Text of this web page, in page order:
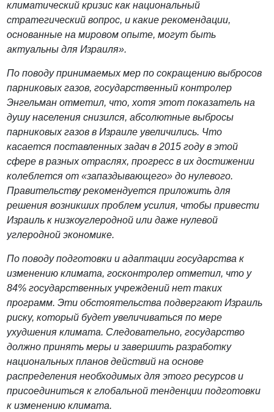
климатический кризис как национальный
стратегический вопрос, и какие рекомендации,
основанные на мировом опыте, могут быть
актуальны для Израиля».
По поводу принимаемых мер по сокращению выбросов
парниковых газов, государственный контролер
Энгельман отметил, что, хотя этот показатель на
душу населения снизился, абсолютные выбросы
парниковых газов в Израиле увеличились. Что
касается поставленных задач в 2015 году в этой
сфере в разных отраслях, прогресс в их достижении
колеблется от «запаздывающего» до нулевого.
Правительству рекомендуется приложить для
решения возникших проблем усилия, чтобы привести
Израиль к низкоуглеродной или даже нулевой
углеродной экономике.
По поводу подготовки и адаптации государства к
изменению климата, госконтролер отметил, что у
84% государственных учреждений нет таких
программ. Эти обстоятельства подвергают Израиль
риску, который будет увеличиваться по мере
ухудшения климата. Следовательно, государство
должно принять меры и завершить разработку
национальных планов действий на основе
распределения необходимых для этого ресурсов и
присоединиться к глобальной тенденции подготовки
к изменению климата.